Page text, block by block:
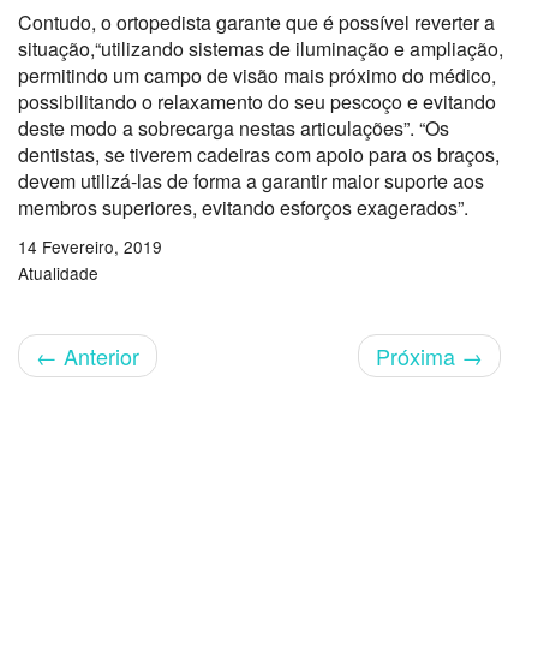
Contudo, o ortopedista garante que é possível reverter a
situação,“utilizando sistemas de iluminação e ampliação,
permitindo um campo de visão mais próximo do médico,
possibilitando o relaxamento do seu pescoço e evitando
deste modo a sobrecarga nestas articulações”. “Os
dentistas, se tiverem cadeiras com apoio para os braços,
devem utilizá-las de forma a garantir maior suporte aos
membros superiores, evitando esforços exagerados”.
14 Fevereiro, 2019
Atualidade
← Anterior Próxima →